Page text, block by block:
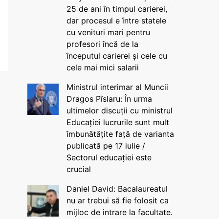
25 de ani în timpul carierei,
dar procesul e între statele
cu venituri mari pentru
profesori încă de la
începutul carierei și cele cu
cele mai mici salarii
Ministrul interimar al Muncii
Dragos Pîslaru: În urma
ultimelor discuții cu ministrul
Educației lucrurile sunt mult
îmbunătățite față de varianta
publicată pe 17 iulie /
Sectorul educației este
crucial
Daniel David: Bacalaureatul
nu ar trebui să fie folosit ca
mijloc de intrare la facultate.